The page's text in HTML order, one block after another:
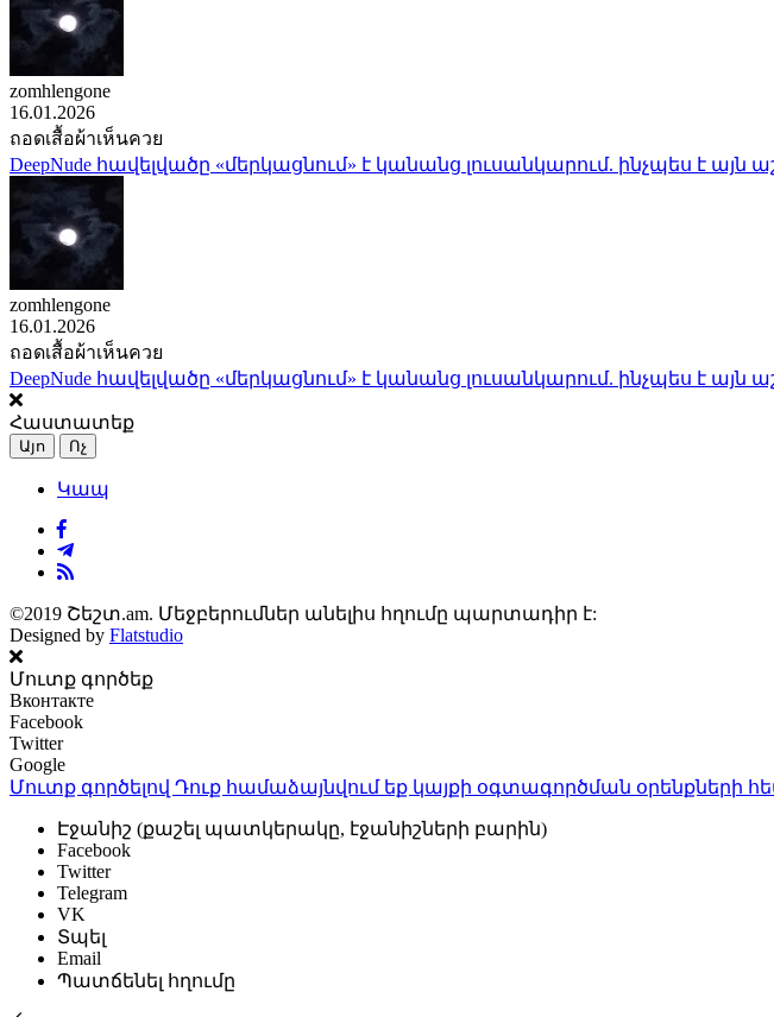
zomhlengone
16.01.2026
ถอดเสื้อผ้าเห็นควย
DeepNude հավելվածը «մերկացնում» է կանանց լուսանկարում. ինչպես է այն
zomhlengone
16.01.2026
ถอดเสื้อผ้าเห็นควย
DeepNude հավելվածը «մերկացնում» է կանանց լուսանկարում. ինչպես է այն
Հաստատեք
Այո Ոչ
Կապ
©2019 Շեշտ.am. Մեջբերումներ անելիս հղումը պարտադիր է:
Designed by Flatstudio
Մուտք գործեք
Вконтакте
Facebook
Twitter
Google
Մուտք գործելով Դուք համաձայնվում եք կայքի օգտագործման օրենքների
Էջանիշ (քաշել պատկերակը, էջանիշների բարին)
Facebook
Twitter
Telegram
VK
Տպել
Email
Պատճենել հղումը